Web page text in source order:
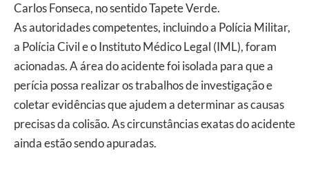
Carlos Fonseca, no sentido Tapete Verde.
As autoridades competentes, incluindo a Polícia Militar,
a Polícia Civil e o Instituto Médico Legal (IML), foram
acionadas. A área do acidente foi isolada para que a
perícia possa realizar os trabalhos de investigação e
coletar evidências que ajudem a determinar as causas
precisas da colisão. As circunstâncias exatas do acidente
ainda estão sendo apuradas.